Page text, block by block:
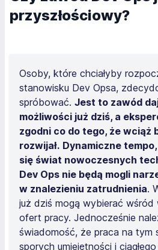
przyszłościowy?
Osoby, które chciałyby
stanowisku Dev Opsa,
spróbować. Jest to zawód
możliwości już dziś, a
zgodni co do tego, że wciąż
rozwijał. Dynamiczne
się świat nowoczesnych
Dev Ops nie będą mogli
w znalezieniu zatrudnienia.
już dziś mogą wybierać wśród
ofert pracy. Jednocześnie
świadomość, że praca na tym
sporych umiejętności i